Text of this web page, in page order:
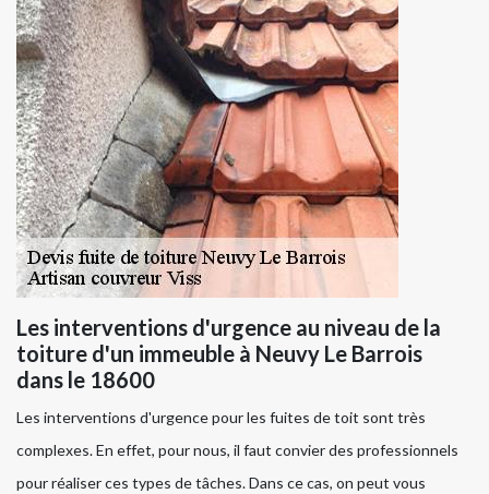
Les interventions d'urgence au niveau de la
toiture d'un immeuble à Neuvy Le Barrois
dans le 18600
Les interventions d'urgence pour les fuites de toit sont très
complexes. En effet, pour nous, il faut convier des professionnels
pour réaliser ces types de tâches. Dans ce cas, on peut vous